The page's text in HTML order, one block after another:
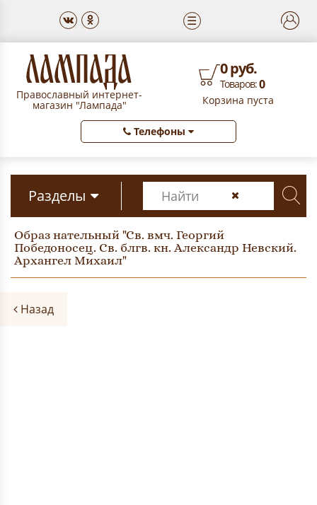
☰
Православный интернет-
магазин "Лампада"
0 руб.
Товаров:0
Корзина пуста
Телефоны
Разделы
Образ нательный "Св. вмч. Георгий
Победоносец. Св. блгв. кн. Александр Невский.
Архангел Михаил"
Назад